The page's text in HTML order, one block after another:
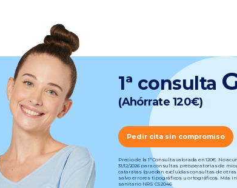
1ª consulta
(Ahórrate 120€)
Pedir cita sin compromiso
Precio de la 1ª Consulta valorada en 120€. No
31/12/2026 para consultas preoperatorias de
cataratas (quedan excluidas consultas de
salvo errores tipográficos u ortográficos. Más
sanitario NRS CS2046